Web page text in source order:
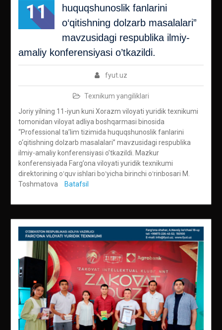
11
huquqshunoslik fanlarini
o‘qitishning dolzarb masalalari”
mavzusidagi respublika ilmiy-
amaliy konferensiyasi o’tkazildi.
fyut.uz
Texnikum yangiliklari
Joriy yilning 11-iyun kuni Xorazm viloyati yuridik texnikumi
tomonidan viloyat adliya boshqarmasi binosida
“Professional ta’lim tizimida huquqshunoslik fanlarini
o‘qitishning dolzarb masalalari” mavzusidagi respublika
ilmiy-amaliy konferensiyasi o’tkazildi. Mazkur
konferensiyada Farg’ona viloyati yuridik texnikumi
direktorining oʻquv ishlari boʻyicha birinchi oʻrinbosari M.
Toshmatova
Batafsil